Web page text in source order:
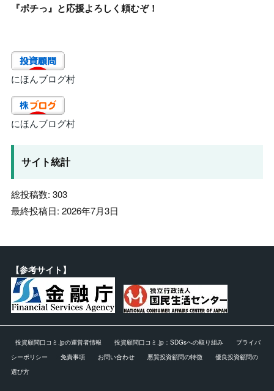
『ポチっ』と応援よろしく頼むぞ！
にほんブログ村
にほんブログ村
サイト統計
総投稿数: 303
最終投稿日: 2026年7月3日
【参考サイト】
投資顧問口コミ.jpの運営者情報 投資顧問口コミ.jp：SDGsへの取り組み
プライバ
シーポリシー
免責事項 お問い合わせ 悪質投資顧問の特徴
優良投資顧問の
選び方